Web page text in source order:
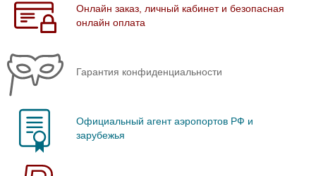
Онлайн заказ, личный кабинет и безопасная
онлайн оплата
Гарантия конфиденциальности
Официальный агент аэропортов РФ и
зарубежья